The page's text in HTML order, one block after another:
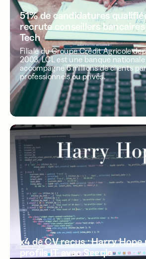
51% de candidatures
recrute conseillers
Tech
Filiale du Groupe Crédit Agricole
2003, LCL est une banque
accompagne 6 millions de clients
professionnels ou privés.
x4 de CV reçus : Harry
profils IT avec Seeqle